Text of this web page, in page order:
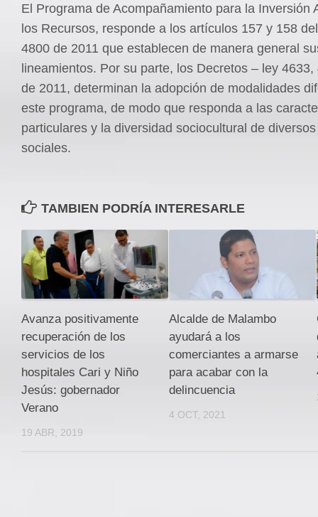
El Programa de Acompañamiento para la Inversión
los Recursos, responde a los artículos 157 y 158
4800 de 2011 que establecen de manera general
lineamientos. Por su parte, los Decretos – ley 4633,
de 2011, determinan la adopción de modalidades
este programa, de modo que responda a las
particulares y la diversidad sociocultural de
sociales.
TAMBIEN PODRÍA INTERESARLE
Avanza positivamente
recuperación de los
servicios de los
hospitales Cari y Niño
Jesús: gobernador
Verano
19 ABR, 2019
Alcalde de Malambo
ayudará a los
comerciantes a armarse
para acabar con la
delincuencia
4 OCT, 2021